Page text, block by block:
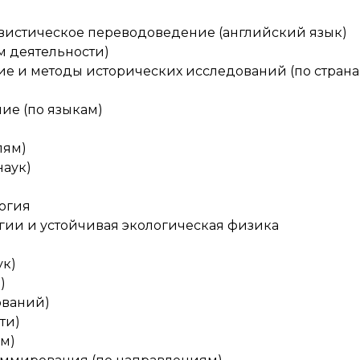
переводоведение (английский язык)
деятельности)
и методы исторических исследований (по
(по языкам)
и устойчивая экологическая физика